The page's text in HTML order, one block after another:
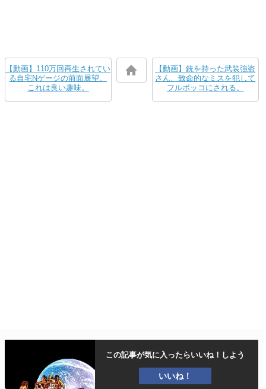
【動画】110万回再生されてい
る自宅Nゲージの前面展望。
これは良い趣味。
【動画】銃を持った武装強盗
さん、致命的なミスを犯して
フルボッコにされる。
この記事が気に入ったらいいね！しよう
いいね！